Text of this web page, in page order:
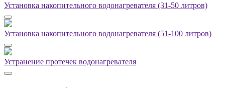
Установка накопительного водонагревателя (31-50 литров)
Установка накопительного водонагревателя (51-100 литров)
Устранение протечек водонагревателя